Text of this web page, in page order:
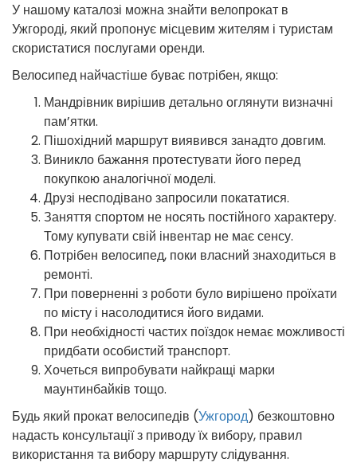
У нашому каталозі можна знайти велопрокат в
Ужгороді, який пропонує місцевим жителям і туристам
скористатися послугами оренди.
Велосипед найчастіше буває потрібен, якщо:
Мандрівник вирішив детально оглянути визначні
пам’ятки.
Пішохідний маршрут виявився занадто довгим.
Виникло бажання протестувати його перед
покупкою аналогічної моделі.
Друзі несподівано запросили покататися.
Заняття спортом не носять постійного характеру.
Тому купувати свій інвентар не має сенсу.
Потрібен велосипед, поки власний знаходиться в
ремонті.
При поверненні з роботи було вирішено проїхати
по місту і насолодитися його видами.
При необхідності частих поїздок немає можливості
придбати особистий транспорт.
Хочеться випробувати найкращі марки
маунтинбайків тощо.
Будь який прокат велосипедів (Ужгород) безкоштовно
надасть консультації з приводу їх вибору, правил
використання та вибору маршруту слідування.